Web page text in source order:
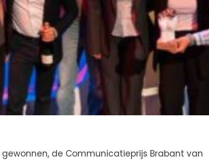
gewonnen, de Communicatieprijs Brabant van